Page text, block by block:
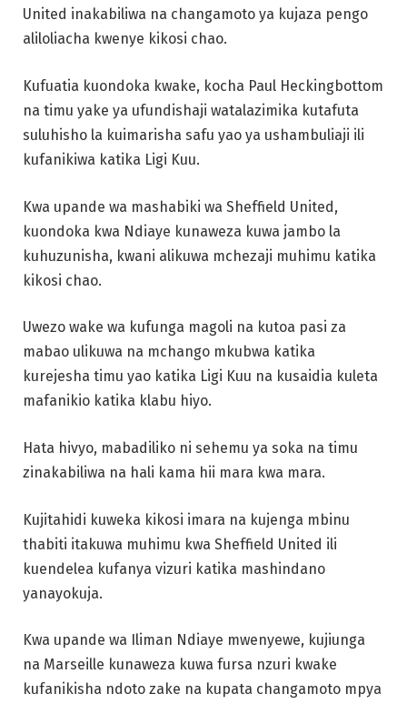
United inakabiliwa na changamoto ya kujaza pengo
aliloliacha kwenye kikosi chao.
Kufuatia kuondoka kwake, kocha Paul Heckingbottom
na timu yake ya ufundishaji watalazimika kutafuta
suluhisho la kuimarisha safu yao ya ushambuliaji ili
kufanikiwa katika Ligi Kuu.
Kwa upande wa mashabiki wa Sheffield United,
kuondoka kwa Ndiaye kunaweza kuwa jambo la
kuhuzunisha, kwani alikuwa mchezaji muhimu katika
kikosi chao.
Uwezo wake wa kufunga magoli na kutoa pasi za
mabao ulikuwa na mchango mkubwa katika
kurejesha timu yao katika Ligi Kuu na kusaidia kuleta
mafanikio katika klabu hiyo.
Hata hivyo, mabadiliko ni sehemu ya soka na timu
zinakabiliwa na hali kama hii mara kwa mara.
Kujitahidi kuweka kikosi imara na kujenga mbinu
thabiti itakuwa muhimu kwa Sheffield United ili
kuendelea kufanya vizuri katika mashindano
yanayokuja.
Kwa upande wa Iliman Ndiaye mwenyewe, kujiunga
na Marseille kunaweza kuwa fursa nzuri kwake
kufanikisha ndoto zake na kupata changamoto mpya